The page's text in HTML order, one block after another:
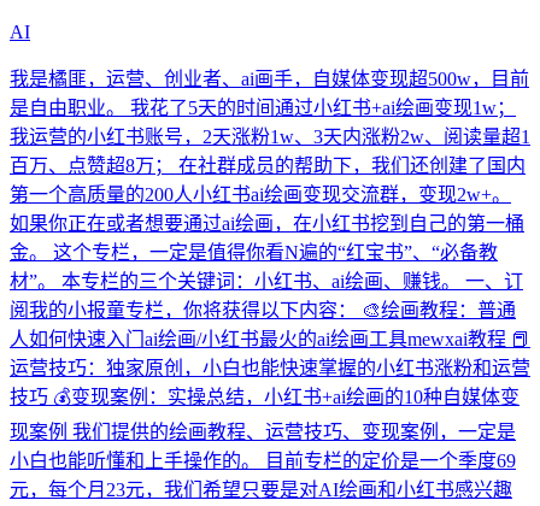
AI
我是橘匪，运营、创业者、ai画手，自媒体变现超500w，目前
是自由职业。 我花了5天的时间通过小红书+ai绘画变现1w；
我运营的小红书账号，2天涨粉1w、3天内涨粉2w、阅读量超1
百万、点赞超8万； 在社群成员的帮助下，我们还创建了国内
第一个高质量的200人小红书ai绘画变现交流群，变现2w+。
如果你正在或者想要通过ai绘画，在小红书挖到自己的第一桶
金。 这个专栏，一定是值得你看N遍的“红宝书”、“必备教
材”。 本专栏的三个关键词：小红书、ai绘画、赚钱。 一、订
阅我的小报童专栏，你将获得以下内容： 🎨绘画教程：普通
人如何快速入门ai绘画/小红书最火的ai绘画工具mewxai教程 📕
运营技巧：独家原创，小白也能快速掌握的小红书涨粉和运营
技巧 💰变现案例：实操总结，小红书+ai绘画的10种自媒体变
现案例 我们提供的绘画教程、运营技巧、变现案例，一定是
小白也能听懂和上手操作的。 目前专栏的定价是一个季度69
元，每个月23元，我们希望只要是对AI绘画和小红书感兴趣